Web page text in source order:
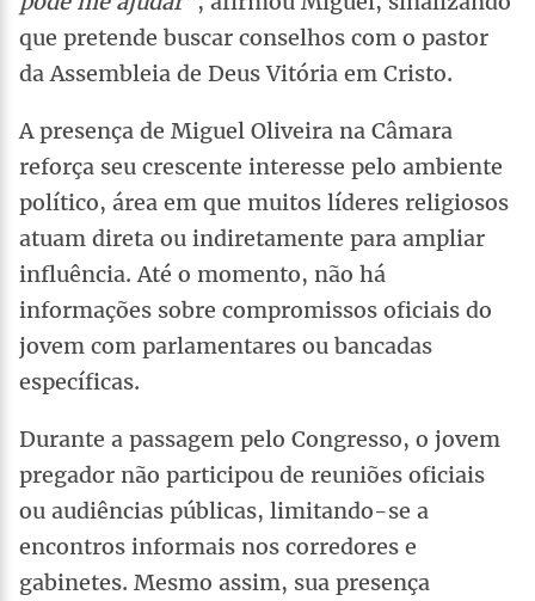
que pretende buscar conselhos com o pastor
da Assembleia de Deus Vitória em Cristo.
A presença de Miguel Oliveira na Câmara
reforça seu crescente interesse pelo ambiente
político, área em que muitos líderes religiosos
atuam direta ou indiretamente para ampliar
influência. Até o momento, não há
informações sobre compromissos oficiais do
jovem com parlamentares ou bancadas
específicas.
Durante a passagem pelo Congresso, o jovem
pregador não participou de reuniões oficiais
ou audiências públicas, limitando-se a
encontros informais nos corredores e
gabinetes. Mesmo assim, sua presença